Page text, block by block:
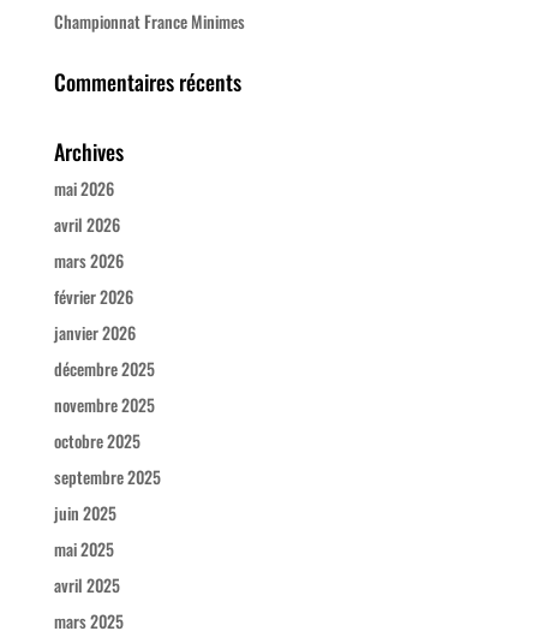
Championnat France Minimes
Commentaires récents
Archives
mai 2026
avril 2026
mars 2026
février 2026
janvier 2026
décembre 2025
novembre 2025
octobre 2025
septembre 2025
juin 2025
mai 2025
avril 2025
mars 2025